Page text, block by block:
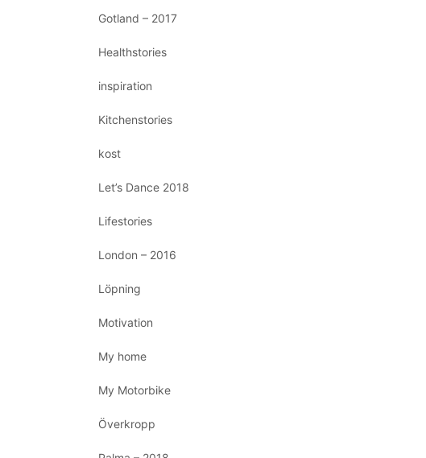
Gotland – 2017
Healthstories
inspiration
Kitchenstories
kost
Let’s Dance 2018
Lifestories
London – 2016
Löpning
Motivation
My home
My Motorbike
Överkropp